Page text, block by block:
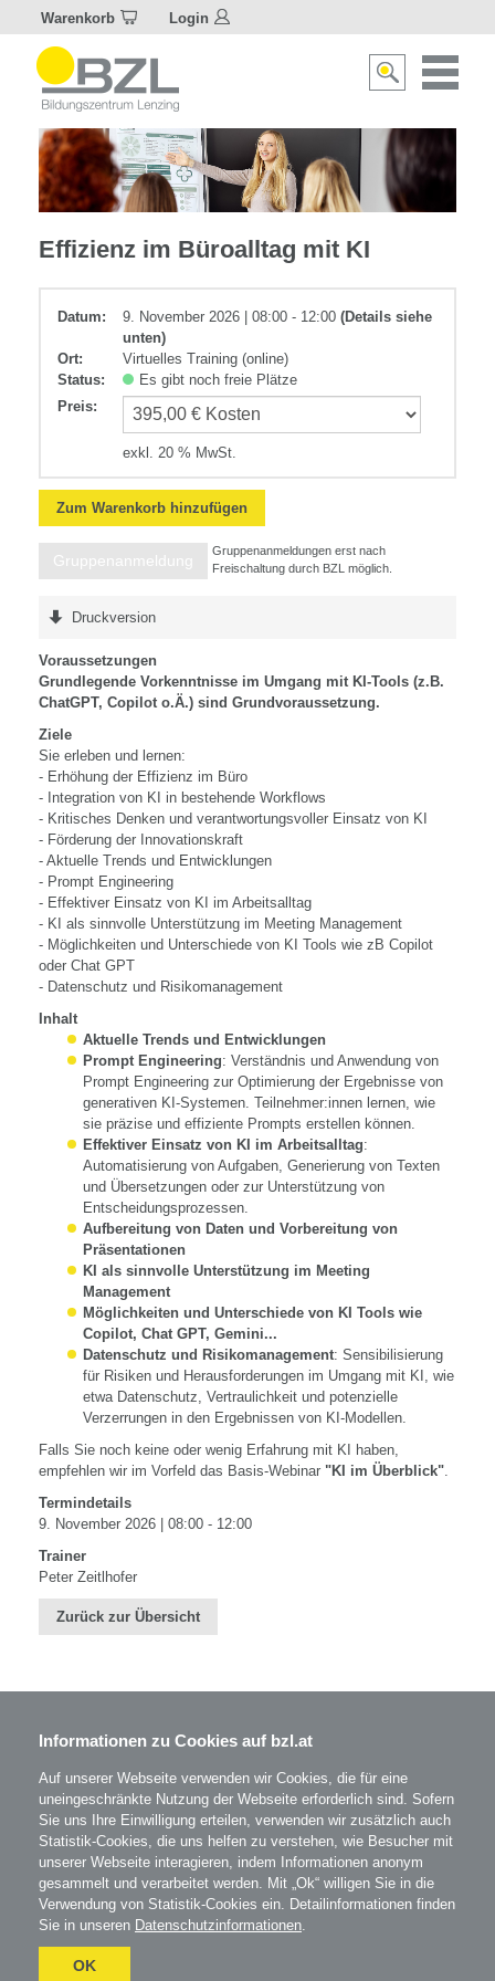
Warenkorb Login
Suche
Selbstmanagement
Effizienz im Büroalltag mit KI
Datum: 9. November 2026 | 08:00 - 12:00 (Details siehe
unten)
Ort:
Virtuelles Training (online)
Status:
Es gibt noch freie Plätze
Preis:
exkl. 20 % MwSt.
Zum Warenkorb hinzufügen
Gruppenanmeldung
Gruppenanmeldungen erst nach
Freischaltung durch BZL möglich.
Druckversion
Voraussetzungen
Grundlegende Vorkenntnisse im Umgang mit KI-Tools (z.B.
ChatGPT, Copilot o.Ä.) sind Grundvoraussetzung.
Ziele
Sie erleben und lernen:
- Erhöhung der Effizienz im Büro
- Integration von KI in bestehende Workflows
- Kritisches Denken und verantwortungsvoller Einsatz von KI
- Förderung der Innovationskraft
- Aktuelle Trends und Entwicklungen
- Prompt Engineering
- Effektiver Einsatz von KI im Arbeitsalltag
- KI als sinnvolle Unterstützung im Meeting Management
- Möglichkeiten und Unterschiede von KI Tools wie zB Copilot
oder Chat GPT
- Datenschutz und Risikomanagement
Inhalt
Aktuelle Trends und Entwicklungen
Prompt Engineering: Verständnis und Anwendung von
Prompt Engineering zur Optimierung der Ergebnisse von
generativen KI-Systemen. Teilnehmer:innen lernen, wie
sie präzise und effiziente Prompts erstellen können.
Effektiver Einsatz von KI im Arbeitsalltag:
Automatisierung von Aufgaben, Generierung von Texten
und Übersetzungen oder zur Unterstützung von
Entscheidungsprozessen.
Aufbereitung von Daten und Vorbereitung von
Präsentationen
KI als sinnvolle Unterstützung im Meeting
Management
Möglichkeiten und Unterschiede von KI Tools wie
Copilot, Chat GPT, Gemini...
Datenschutz und Risikomanagement: Sensibilisierung
für Risiken und Herausforderungen im Umgang mit KI, wie
etwa Datenschutz, Vertraulichkeit und potenzielle
Verzerrungen in den Ergebnissen von KI-Modellen.
Falls Sie noch keine oder wenig Erfahrung mit KI haben,
empfehlen wir im Vorfeld das Basis-Webinar "KI im Überblick"
Termindetails
9. November 2026 | 08:00 - 12:00
Trainer
Peter Zeitlhofer
Zurück zur Übersicht
BZL - Bildungszentrum Lenzing GmbH
A-4860 Lenzing
T: 07672 701-3531
office@bzl.at
BZLauf Facebook
BZL auf Instagram
AGB Impressum
Umgesetzt
Informationen zu Cookies auf bzl.at
Auf unserer Webseite verwenden wir Cookies, die für eine
uneingeschränkte Nutzung der Webseite erforderlich sind. Sofern
Sie uns Ihre Einwilligung erteilen, verwenden wir zusätzlich auch
Statistik-Cookies, die uns helfen zu verstehen, wie Besucher mit
unserer Webseite interagieren, indem Informationen anonym
gesammelt und verarbeitet werden. Mit „Ok“ willigen Sie in die
Verwendung von Statistik-Cookies ein. Detailinformationen finden
Sie in unseren Datenschutzinformationen.
OK